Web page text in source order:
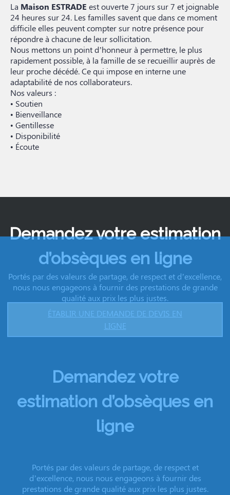
La Maison ESTRADE est ouverte 7 jours sur 7 et joignable
24 heures sur 24. Les familles savent que dans ce moment
difficile elles peuvent compter sur notre présence pour
répondre à chacune de leur sollicitation.
Nous mettons un point d’honneur à permettre, le plus
rapidement possible, à la famille de se recueillir auprès de
leur proche décédé. Ce qui impose en interne une
adaptabilité de nos collaborateurs.
Nos valeurs :
• Soutien
• Bienveillance
• Gentillesse
• Disponibilité
• Écoute
Demandez votre estimation
d’obsèques en ligne
Portés par des valeurs de partage, de respect et d’excellence,
nous nous engageons à fournir des prestations de grande
qualité aux prix les plus justes.
ÉTABLIR UNE DEMANDE DE DEVIS EN
LIGNE
Demandez votre
estimation d’obsèques en
ligne
Portés par des valeurs de partage, de respect et
d’excellence, nous nous engageons à fournir des
prestations de grande qualité aux prix les plus justes.